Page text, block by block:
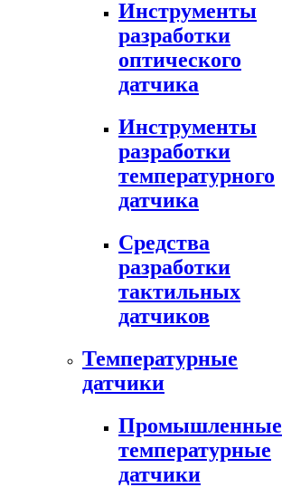
Инструменты
разработки
оптического
датчика
Инструменты
разработки
температурного
датчика
Средства
разработки
тактильных
датчиков
Температурные
датчики
Промышленные
температурные
датчики